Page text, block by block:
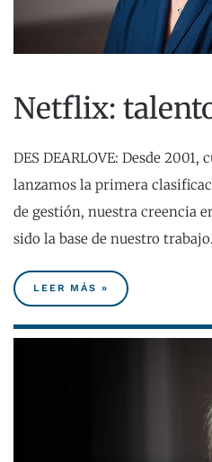
Netflix:
DES DEARLOVE: Desde
lanzamos la primera
de gestión, nuestra creencia
sido la base de nuestro
LEER MÁS »